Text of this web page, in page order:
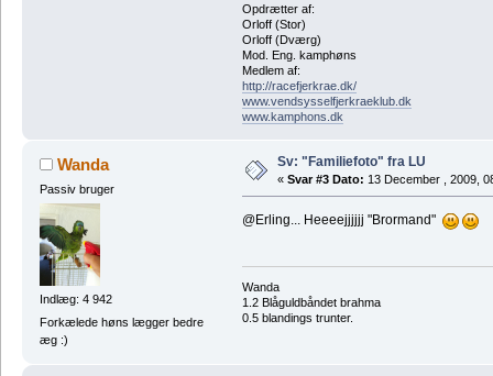
Opdrætter af:
Orloff (Stor)
Orloff (Dværg)
Mod. Eng. kamphøns
Medlem af:
http://racefjerkrae.dk/
www.vendsysselfjerkraeklub.dk
www.kamphons.dk
Wanda
Passiv bruger
Indlæg: 4 942
Forkælede høns lægger bedre
æg :)
Sv: "Familiefoto" fra LU
« Svar #3 Dato: 13 December , 2009,
@Erling... Heeeejjjjjj "Brormand"
Wanda
1.2 Blåguldbåndet brahma
0.5 blandings trunter.